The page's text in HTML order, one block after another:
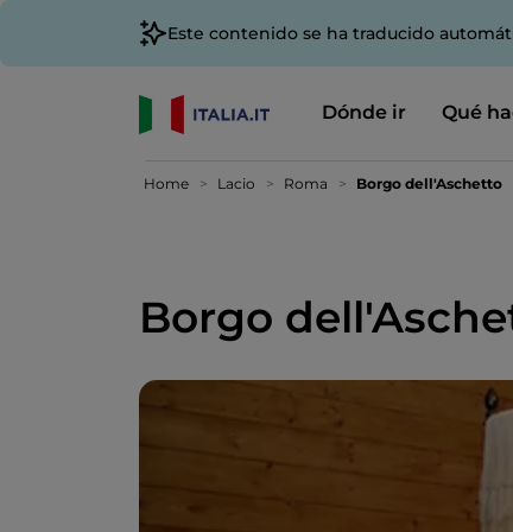
Este contenido se ha traducido
Dónde ir Qué
Home Lacio Roma Borgo dell'Aschetto
Borgo